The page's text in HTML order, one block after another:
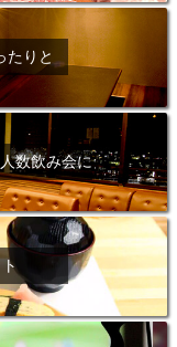
たりと
数飲み会に